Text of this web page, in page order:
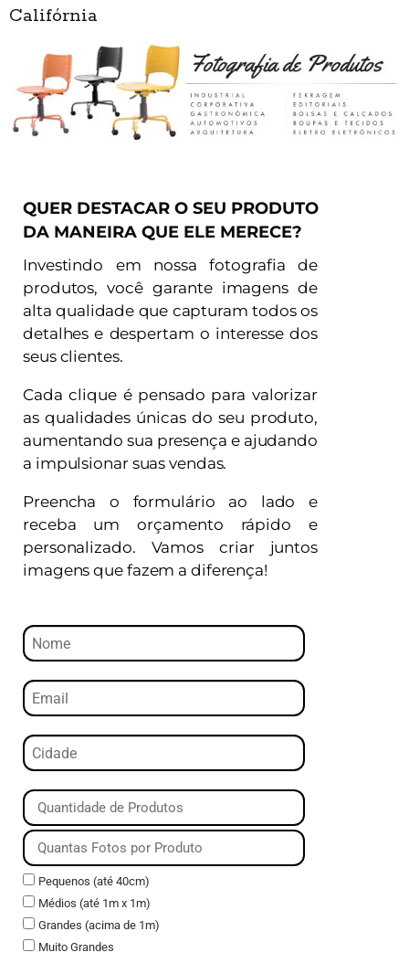
Califórnia
QUER DESTACAR O SEU PRODUTO
DA MANEIRA QUE ELE MERECE?
Investindo em nossa fotografia de
produtos, você garante imagens de
alta qualidade que capturam todos os
detalhes e despertam o interesse dos
seus clientes.
Cada clique é pensado para valorizar
as qualidades únicas do seu produto,
aumentando sua presença e ajudando
a impulsionar suas vendas.
Preencha o formulário ao lado e
receba um orçamento rápido e
personalizado. Vamos criar juntos
imagens que fazem a diferença!
Pequenos (até 40cm)
Médios (até 1m x 1m)
Grandes (acima de 1m)
Muito Grandes